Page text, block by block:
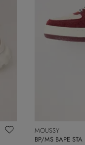
MOUSSY
BP/MS BAPE STA